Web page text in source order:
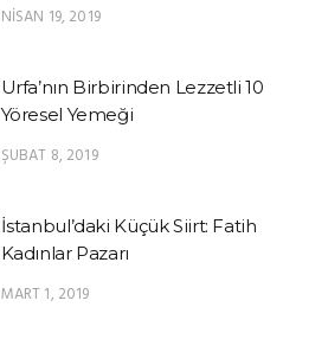
NISAN 19, 2019
Urfa’nın Birbirinden Lezzetli 10
Yöresel Yemeği
ŞUBAT 8, 2019
İstanbul’daki Küçük Siirt: Fatih
Kadınlar Pazarı
MART 1, 2019